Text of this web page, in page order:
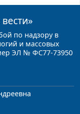
по надзору в
и массовых
ЭЛ № ФС77-73950